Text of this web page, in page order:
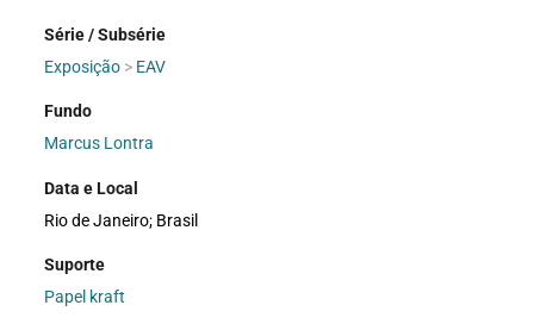
Série / Subsérie
Exposição > EAV
Fundo
Marcus Lontra
Data e Local
Rio de Janeiro; Brasil
Suporte
Papel kraft